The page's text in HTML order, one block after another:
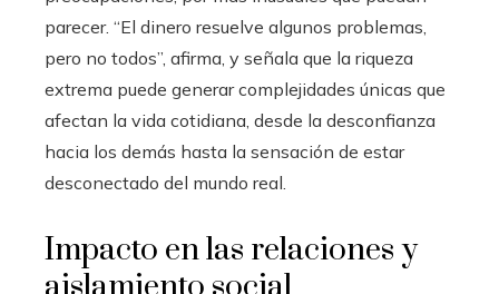
parecer. “El dinero resuelve algunos problemas,
pero no todos”, afirma, y señala que la riqueza
extrema puede generar complejidades únicas que
afectan la vida cotidiana, desde la desconfianza
hacia los demás hasta la sensación de estar
desconectado del mundo real.
Impacto en las relaciones y